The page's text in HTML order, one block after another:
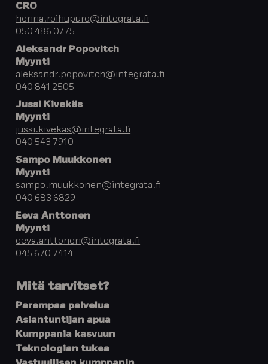
CRO
henna.roihupuro@integrata.fi
050 486 0775
Aleksandr Popovitch
Myynti
aleksandr.popovitch@integrata.fi
040 841 2505
Jussi Kivekäs
Myynti
jussi.kivekas@integrata.fi
040 543 7910
Sampo Muukkonen
Myynti
sampo.muukkonen@integrata.fi
040 683 6829
Eeva Anttonen
Myynti
eeva.anttonen@integrata.fi
045 670 7414
Mitä tarvitset?
Parempaa palvelua
Asiantuntijan apua
Kumppania kasvuun
Teknologian tukea